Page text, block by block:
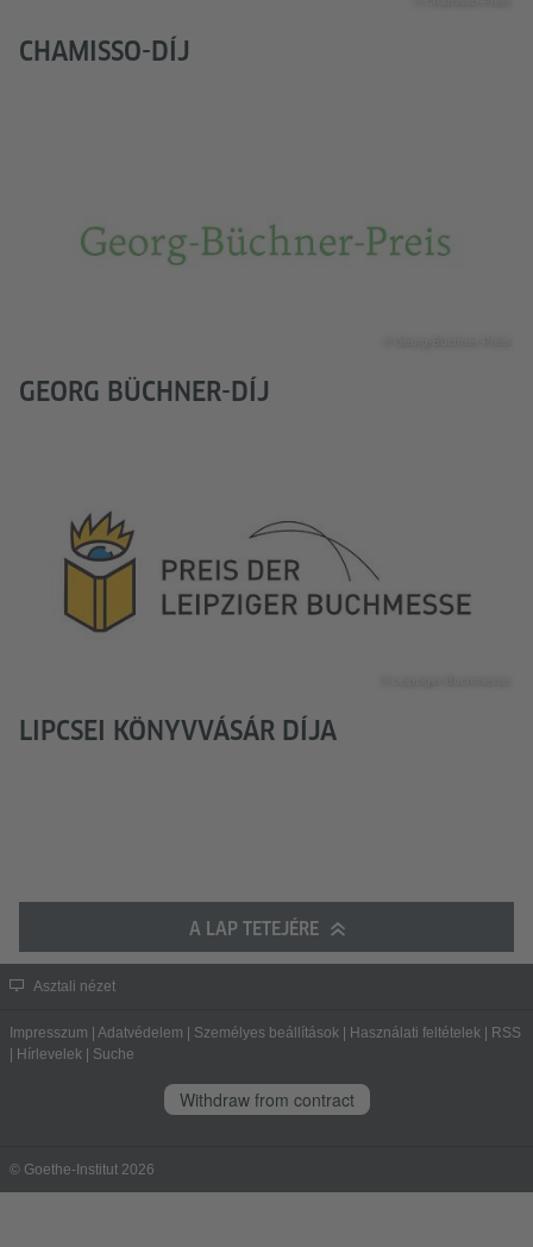
CHAMISSO-DÍJ
GEORG BÜCHNER-DÍJ
LIPCSEI KÖNYVVÁSÁR DÍJA
A LAP TETEJÉRE
Asztali nézet
Impresszum | Adatvédelem | Személyes beállítások | Használati feltételek | RSS
| Hírlevelek | Suche
Withdraw from contract
© Goethe-Institut 2026